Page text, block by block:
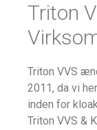
Triton
Triton VVS
2011, da vi
inden for
Triton VVS &